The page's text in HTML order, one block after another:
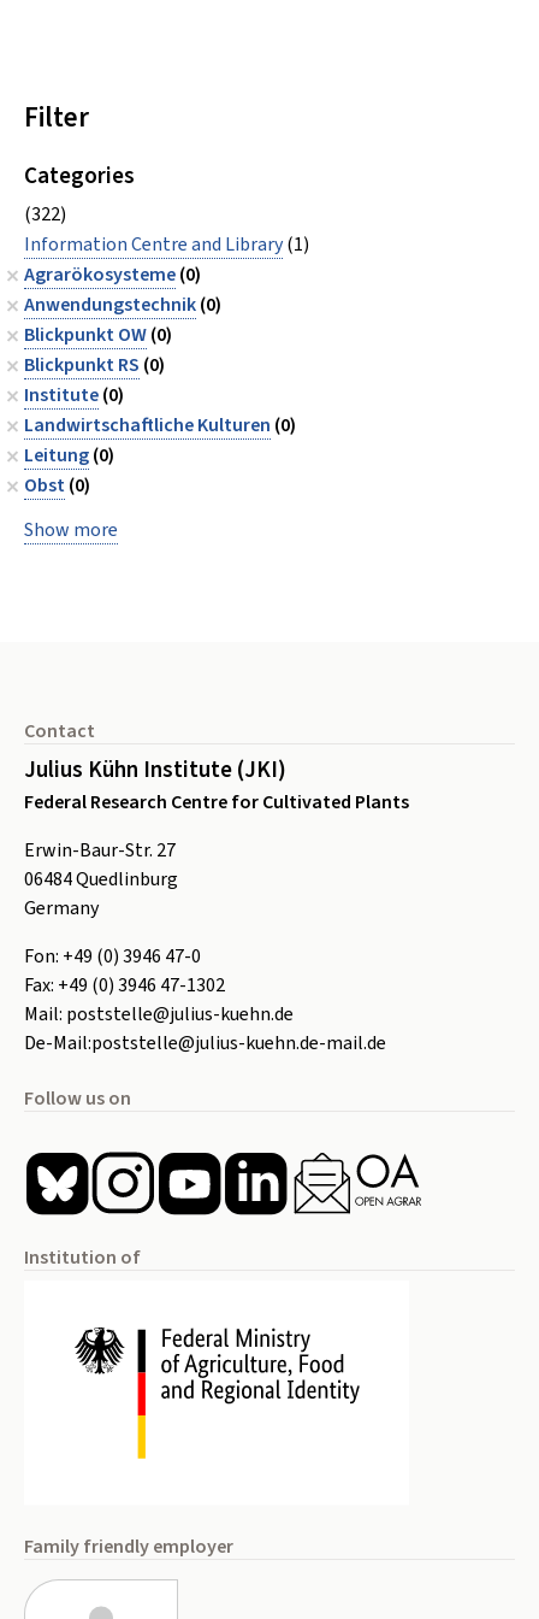
Filter
Categories
(322)
Information Centre and Library(1)
Agrarökosysteme(0)
Anwendungstechnik(0)
Blickpunkt OW(0)
Blickpunkt RS (0)
Institute(0)
Landwirtschaftliche Kulturen (0)
Leitung(0)
Obst(0)
Show more
Contact
Julius Kühn Institute (JKI)
Federal Research Centre for Cultivated Plants
Erwin-Baur-Str. 27
06484Quedlinburg
Germany
Fon: +49 (0) 3946 47-0
Fax: +49 (0) 3946 47-1302
Mail: poststelle@julius-kuehn.de
De-Mail:poststelle@julius-kuehn.de-mail.de
Follow us on
Institution of
Family friendly employer